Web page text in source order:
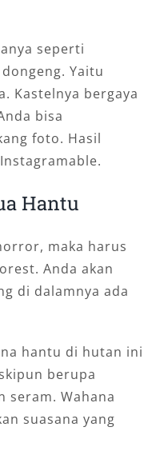
seperti
Yaitu
Kastelnya bergaya
bisa
foto. Hasil
Hantu
maka harus
Anda akan
di dalamnya ada
hantu di hutan ini
berupa
seram. Wahana
suasana yang